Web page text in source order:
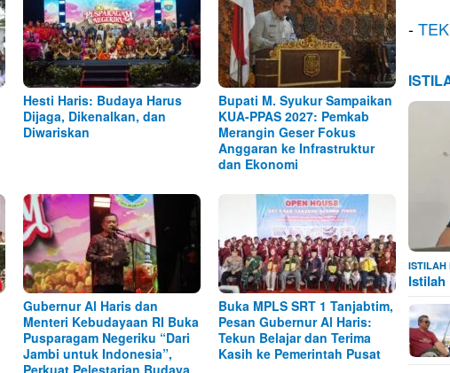
Hesti Haris: Budaya Harus
Dijaga, Dikenalkan, dan
Diwariskan
Bupati M. Syukur Sampaikan
KUA-PPAS 2027: Pemkab
Merangin Geser Fokus
Anggaran ke Infrastruktur
dan Ekonomi
Gubernur Al Haris dan
Menteri Kebudayaan RI Buka
Pusparagam Negeriku “Dari
Jambi untuk Indonesia”,
Perkuat Pelestarian Budaya
Buka MPLS SRT 1 Tanjabtim,
Pesan Gubernur Al Haris:
Tekun Belajar dan Terima
Kasih ke Pemerintah Pusat
-
ISTILAH
Istilah